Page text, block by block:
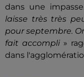
dans une
laisse très très
pour septembre.
fait accompli »
dans